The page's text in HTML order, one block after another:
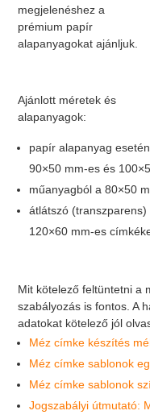
megjelenéshez a
prémium papír
alapanyagokat ajánljuk.
Ajánlott méretek és
alapanyagok:
papír alapanyag
90×50 mm-es és
műanyagból a 80×50
átlátszó
120×60 mm-es
Mit kötelező feltüntetni a
szabályozás is fontos. A
adatokat kötelező jól
Méz címke készítés
Méz címke sablonok
Méz címke sablonok
Jogszabályi útmutató: